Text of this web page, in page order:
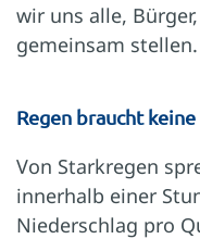
wir uns alle,
gemeinsam stellen.
Regen braucht keine
Von Starkregen
innerhalb einer
Niederschlag pro